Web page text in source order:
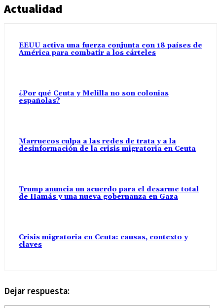
Actualidad
EEUU activa una fuerza conjunta con 18 países de
América para combatir a los cárteles
¿Por qué Ceuta y Melilla no son colonias
españolas?
Marruecos culpa a las redes de trata y a la
desinformación de la crisis migratoria en Ceuta
Trump anuncia un acuerdo para el desarme total
de Hamás y una nueva gobernanza en Gaza
Crisis migratoria en Ceuta: causas, contexto y
claves
Dejar respuesta: